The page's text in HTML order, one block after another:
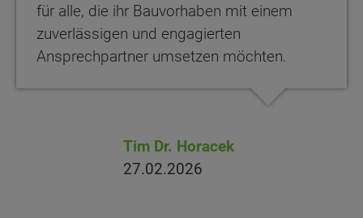
für alle, die ihr Bauvorhaben mit einem
zuverlässigen und engagierten
Ansprechpartner umsetzen möchten.
Tim Dr. Horacek
27.02.2026